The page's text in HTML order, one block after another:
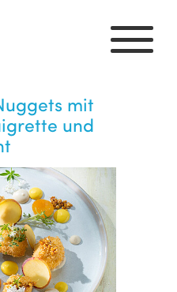
mit
und